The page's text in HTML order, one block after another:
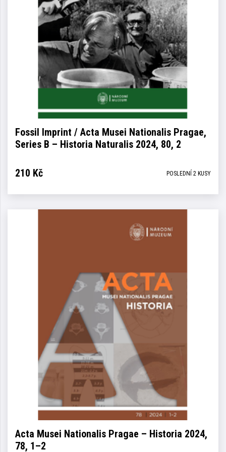
Fossil Imprint / Acta Musei Nationalis Pragae,
Series B – Historia Naturalis 2024, 80, 2
210 Kč POSLEDNÍ 2 KUSY
Acta Musei Nationalis Pragae – Historia 2024,
78, 1–2